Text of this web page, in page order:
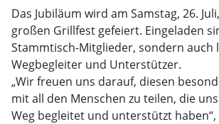
Das Jubiläum wird am Samstag, 26.
großen Grillfest gefeiert. Eingeladen
Stammtisch-Mitglieder, sondern auch
Wegbegleiter und Unterstützer.
„Wir freuen uns darauf, diesen
mit all den Menschen zu teilen, die
Weg begleitet und unterstützt haben“,